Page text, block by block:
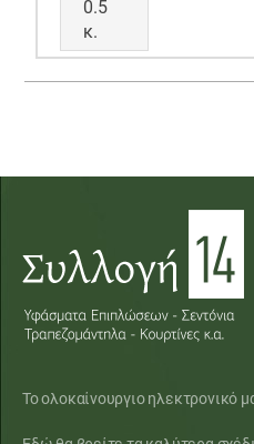
0.5
κ.
Το ολοκαίνουργιο ηλεκτρονικό